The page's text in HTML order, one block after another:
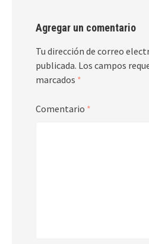
Agregar un comentario
Tu dirección de correo
publicada. Los campos
marcados *
Comentario *